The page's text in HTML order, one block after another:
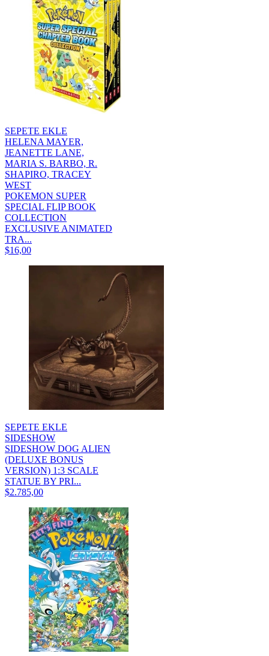
SEPETE EKLE
HELENA MAYER,
JEANETTE LANE,
MARIA S. BARBO, R.
SHAPIRO, TRACEY
WEST
POKEMON SUPER
SPECIAL FLIP BOOK
COLLECTION
EXCLUSIVE ANIMATED
TRA...
$16,00
SEPETE EKLE
SIDESHOW
SIDESHOW DOG ALIEN
(DELUXE BONUS
VERSION) 1:3 SCALE
STATUE BY PRI...
$2.785,00